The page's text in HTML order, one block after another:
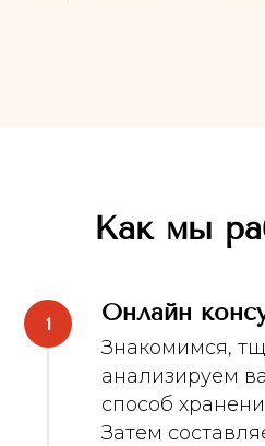
Как мы
Онлайн
Знакомимся,
анализируем
способ
Затем